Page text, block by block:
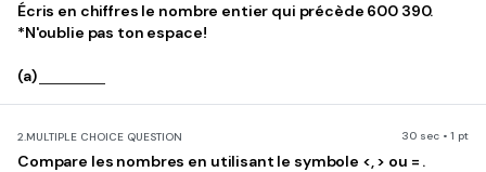
Écris en chiffres le nombre entier qui précède 600 390.
*N'oublie pas ton espace!
(a)
2.MULTIPLE CHOICE QUESTION 30 sec • 1 pt
Compare les nombres en utilisant le symbole <, > ou = .